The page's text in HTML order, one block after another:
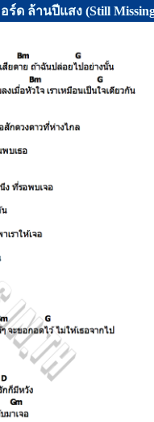
ด ล้านปีแสง (Still